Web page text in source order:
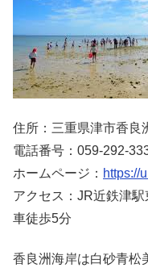
住所：三重県津市香良
電話番号：059-292-
ホームページ： https://
アクセス：JR近鉄津
車徒歩5分
香良洲海岸は白砂青松